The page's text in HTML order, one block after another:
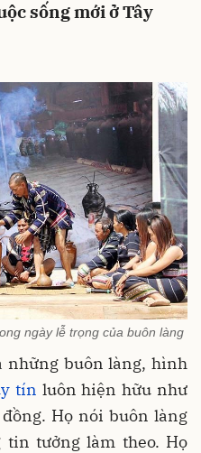
sống mới ở Tây
ngày lễ trọng của buôn làng
những buôn làng, hình
tín luôn hiện hữu như
Họ nói buôn làng
tin tưởng làm theo. Họ